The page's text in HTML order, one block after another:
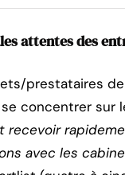
attentes des
prestataires
concentrer sur
recevoir
avec les